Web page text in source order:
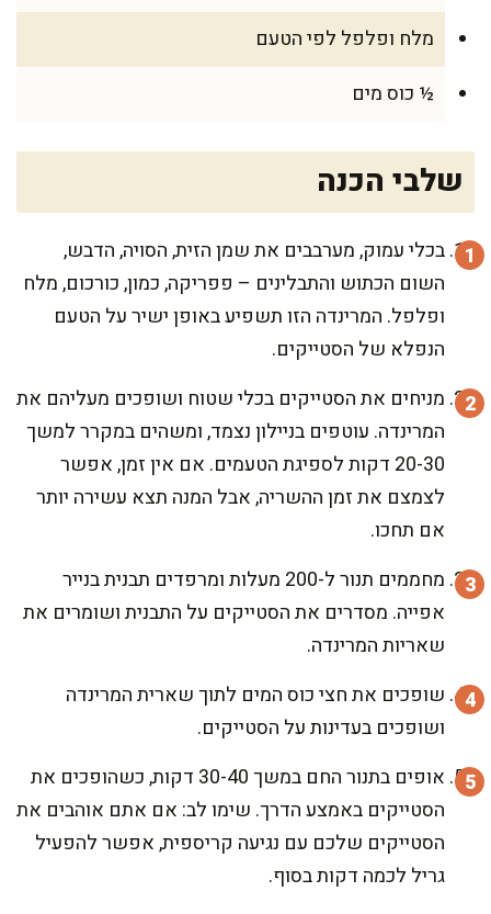
מלח ופלפל לפי הטעם
½ כוס מים
שלבי הכנה
בכלי עמוק, מערבבים את שמן הזית, הסויה, הדבש,
השום הכתוש והתבלינים – פפריקה, כמון, כורכום, מלח
ופלפל. המרינדה הזו תשפיע באופן ישיר על הטעם
הנפלא של הסטייקים.
מניחים את הסטייקים בכלי שטוח ושופכים מעליהם את
המרינדה. עוטפים בניילון נצמד, ומשהים במקרר למשך
20-30 דקות לספיגת הטעמים. אם אין זמן, אפשר
לצמצם את זמן ההשריה, אבל המנה תצא עשירה יותר
אם תחכו.
מחממים תנור ל-200 מעלות ומרפדים תבנית בנייר
אפייה. מסדרים את הסטייקים על התבנית ושומרים את
שאריות המרינדה.
שופכים את חצי כוס המים לתוך שארית המרינדה
ושופכים בעדינות על הסטייקים.
אופים בתנור החם במשך 30-40 דקות, כשהופכים את
הסטייקים באמצע הדרך. שימו לב: אם אתם אוהבים את
הסטייקים שלכם עם נגיעה קריספית, אפשר להפעיל
גריל לכמה דקות בסוף.